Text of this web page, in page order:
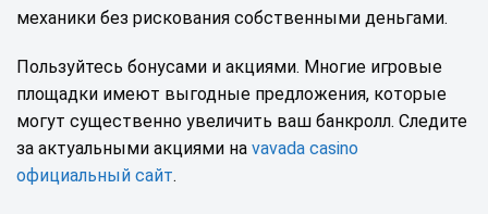
механики без рискования собственными деньгами.
Пользуйтесь бонусами и акциями. Многие игровые
площадки имеют выгодные предложения, которые
могут существенно увеличить ваш банкролл. Следите
за актуальными акциями на vavada casino
официальный сайт.